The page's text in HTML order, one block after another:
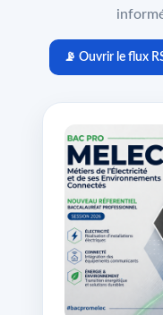
📡 Ouvrir le flux